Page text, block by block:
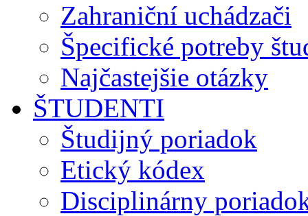
Zahraniční uchádzači
Špecifické potreby
Najčastejšie otázky
ŠTUDENTI
Študijný poriadok
Etický kódex
Disciplinárny